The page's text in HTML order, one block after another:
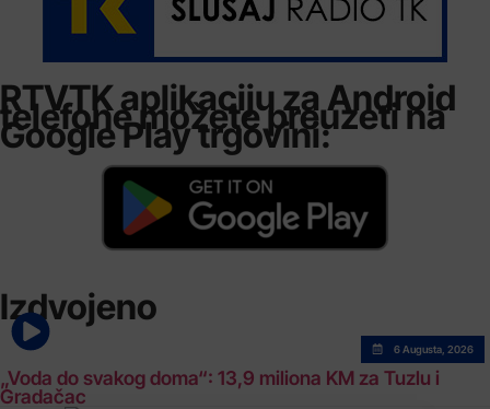
RTVTK aplikaciju za Android
telefone možete preuzeti na
Google Play trgovini:
Izdvojeno
6 Augusta, 2026
„Voda do svakog doma“: 13,9 miliona KM za Tuzlu i
Gradačac